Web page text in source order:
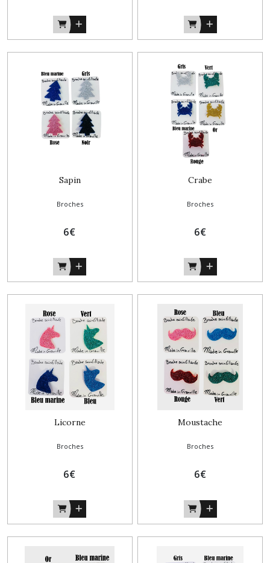
Sapin
Broches
6€
Crabe
Broches
6€
Licorne
Broches
6€
Moustache
Broches
6€